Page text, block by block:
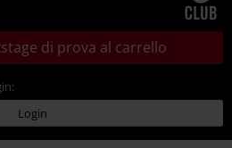
di prova al carrello
Login